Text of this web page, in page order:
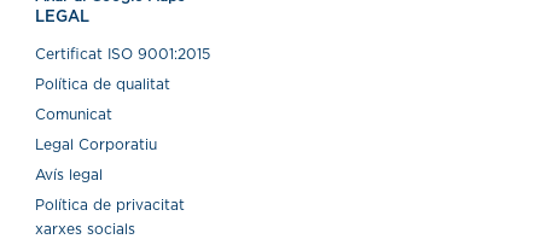
LEGAL
Certiﬁcat ISO 9001:2015
Política de qualitat
Comunicat
Legal Corporatiu
Avís legal
Política de privacitat
xarxes socials